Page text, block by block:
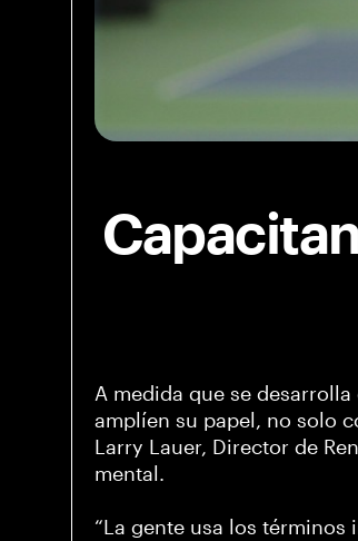
A medida que se
amplíen su papel, no solo
Larry Lauer, Director de
mental.
“La gente usa los